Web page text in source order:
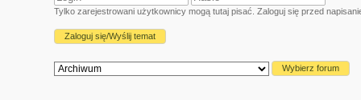
Tylko zarejestrowani użytkownicy mogą tutaj pisać. Zaloguj się przed